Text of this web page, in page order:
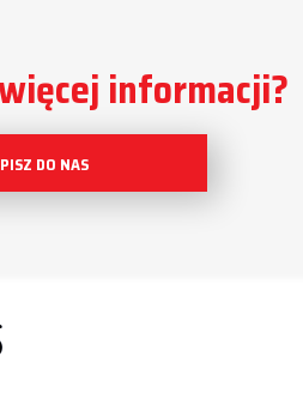
informacji?
DO NAS